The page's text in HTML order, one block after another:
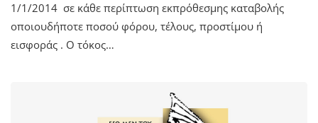
1/1/2014 σε κάθε περίπτωση εκπρόθεσμης καταβολής
οποιουδήποτε ποσού φόρου, τέλους, προστίμου ή
εισφοράς . Ο τόκος…